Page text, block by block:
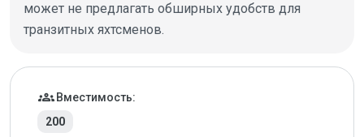
может не предлагать обширных удобств для
транзитных яхтсменов.
Детали марины
groups Вместимость:
200